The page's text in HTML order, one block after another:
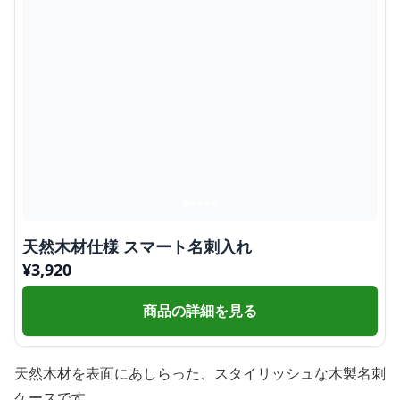
天然木材仕様 スマート名刺入れ
¥3,920
商品の詳細を見る
天然木材を表面にあしらった、スタイリッシュな木製名刺